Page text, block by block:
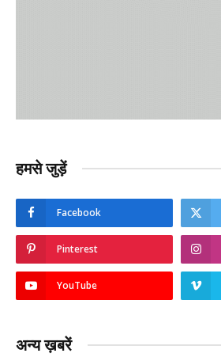
हमसे जुड़ें
Facebook
Pinterest
YouTube
अन्य ख़बरें